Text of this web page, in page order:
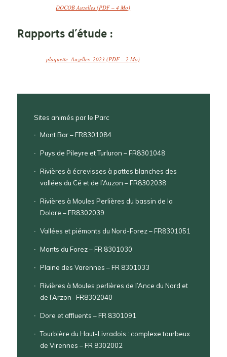
DOCOB Auzelles (PDF – 4 Mo)
Rapports d’étude :
plaquette_Auzelles_2023 (PDF – 2 Mo)
Sites animés par le Parc
Mont Bar – FR8301084
Puys de Pileyre et Turluron – FR8301048
Rivières à écrevisses à pattes blanches des
vallées du Cé et de l’Auzon – FR8302038
Rivières à Moules Perlières du bassin de la
Dolore – FR8302039
Vallées et piémonts du Nord-Forez – FR8301051
Monts du Forez – FR 8301030
Plaine des Varennes – FR 8301033
Rivières à Moules perlières de l’Ance du Nord et
de l’Arzon- FR8302040
Dore et affluents – FR 8301091
Tourbière du Haut-Livradois : complexe tourbeux
de Virennes – FR 8302002